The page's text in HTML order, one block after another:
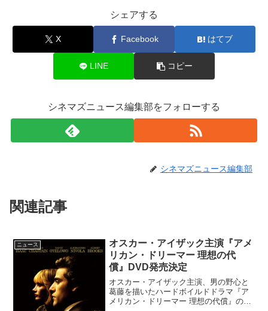
シェアする
X Facebook はてブ
LINE コピー
シネマズニュース編集部をフォローする
シネマズニュース編集部
関連記事
ニュース
オスカー・アイザック主演『アメ
リカン・ドリーマー 理想の代
償』DVD発売決定
オスカー・アイザック主演、男の野心と
葛藤を描いたハードボイルドドラマ『ア
メリカン・ドリーマー 理想の代償』の